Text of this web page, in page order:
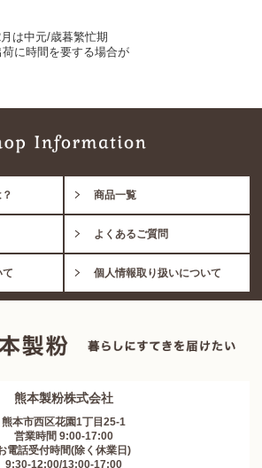
は中元/歳暮繁忙期
に時間を要する場合が
商品一覧
よくあるご質問
て 個人情報取り扱いについて
熊本製粉株式会社
熊本市西区花園1丁目25-1
営業時間 9:00-17:00
電話受付時間(除く休業日)
9:30-12:00/13:00-17:00